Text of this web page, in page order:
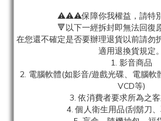
⚠️⚠️⚠️保障你我權益，請
🔻以下一經拆封即無法回復
在您還不確定是否要辦理退貨以前請勿
適用退換貨規定。
1. 影音商品
2. 電腦軟體(如影音/遊戲光碟、電腦軟
VCD等)
3. 依消費者要求所為之
4. 個人衛生用品(刮鬍刀